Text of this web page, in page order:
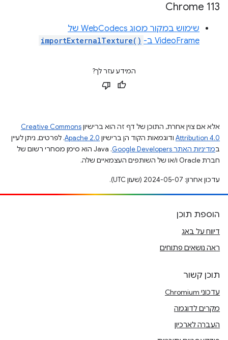
Chrome 113
שימוש במקור מסוג WebCodecs של
VideoFrame ב-
importExternalTexture()
המידע עזר לך?
אלא אם צוין אחרת, התוכן של דף זה הוא ברישיוןCreative Commons
Attribution 4.0 ודוגמאות הקוד הן ברישיון Apache 2.0. לפרטים, ניתן לעיין
במדיניות האתר Google Developers‏
.‏ Java הוא סימן מסחרי רשום של
חברת Oracle ו/או של השותפים העצמאיים שלה.
עדכון אחרון: 2024-05-07 (שעון UTC).
הוספת תוכן
דיווח על באג
ראה נושאים פתוחים
תוכן קשור
עדכוני Chromium
מקרים לדוגמה
העברה לארכיון